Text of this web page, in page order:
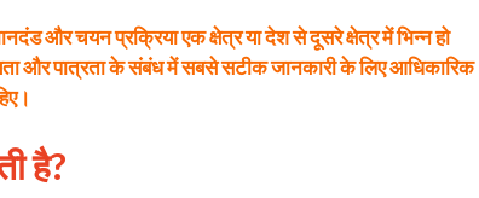
और चयन प्रक्रिया एक क्षेत्र या देश से दूसरे क्षेत्र में भिन्न हो
और पात्रता के संबंध में सबसे सटीक जानकारी के लिए आधिकारिक
है?